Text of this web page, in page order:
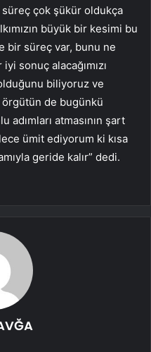
çok şükür oldukça
büyük bir kesimi bu
bir süreç var, bunu ne
sonuç alacağımızı
biliyoruz ve
örgütün de bugünkü
adımları atmasının şart
ümit ediyorum ki kısa
geride kalır” dedi.